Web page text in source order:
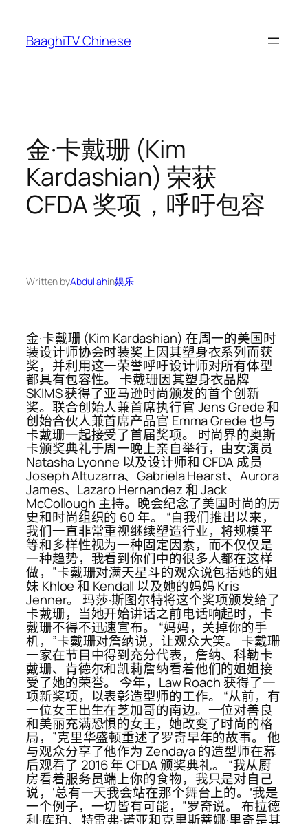
content
BaaghiTV Chinese
金·卡戴珊 (Kim
Kardashian) 荣获
CFDA 奖项，呼吁包容
Written byAbdullahin娱乐
金·卡戴珊 (Kim Kardashian) 在周一的美国时
装设计师协会时装奖上因其塑身衣系列而获
奖，并利用这一荣誉呼吁设计师对所有体型
都具有包容性。 卡戴珊因其塑身衣品牌
SKIMS 获得了亚马逊时尚颁发的首个创新
奖。联合创始人兼首席执行官 Jens Grede 和
创始合伙人兼首席产品官 Emma Grede 也与
卡戴珊一起接受了首届奖项。 时尚界的奥斯
卡颁奖典礼于周一晚上亲自举行，由女演员
Natasha Lyonne 以及设计师和 CFDA 成员
Joseph Altuzarra、Gabriela Hearst、Aurora
James、Lazaro Hernandez 和 Jack
McCollough 主持。晚会纪念了美国时尚的历
史和时尚组织的 60 年。 “自我们推出以来，
我们一直非常重视继续塑造行业，将规模平
等和多样性视为一种固定因素，而不仅仅是
一种趋势，我看到你们中的很多人都在这样
做，”卡戴珊对满天星斗的观众说包括她的姐
妹 Khloe 和 Kendall 以及她的妈妈 Kris
Jenner。 玛莎·斯图尔特将这个奖项颁发给了
卡戴珊，当她开始讲话之前电话响起时，卡
戴珊不得不迅速宣布。 “妈妈，关掉你的手
机，”卡戴珊对詹纳说，让观众大笑。 卡戴珊
一家在节目中得到充分代表，詹纳、科勒卡
戴珊、肯德尔和凯莉詹纳看着他们的姐姐接
受了她的荣誉。 今年，Law Roach 获得了一
项新奖项，以表彰造型师的工作。 “从前，有
一位女王出生在芝加哥的南边。一位对善良
和美丽充满恐惧的女王，她改变了时尚的格
局，”克里华盛顿重述了罗奇早年的故事。 他
与观众分享了他作为 Zendaya 的造型师在幕
后观看了 2016 年 CFDA 颁奖典礼。 “我从厨
房看着服务员端上你的食物，我只是对自己
说，‘总有一天我会站在那个舞台上的。’我是
一个例子，一切皆有可能，”罗奇说。 布拉德
利·库珀、特雷弗·诺亚和克里斯蒂娜·里奇是其